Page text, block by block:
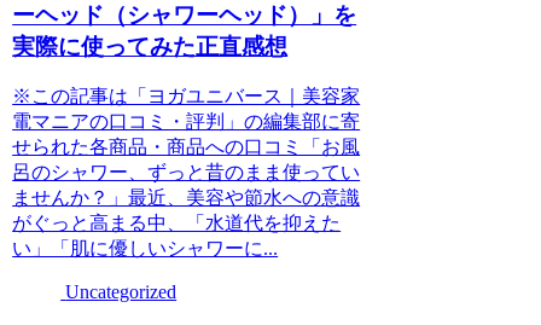
ーヘッド（シャワーヘッド）」を
実際に使ってみた正直感想
※この記事は「ヨガユニバース｜美容家
電マニアの口コミ・評判」の編集部に寄
せられた各商品・商品への口コミ「お風
呂のシャワー、ずっと昔のまま使ってい
ませんか？」最近、美容や節水への意識
がぐっと高まる中、「水道代を抑えた
い」「肌に優しいシャワーに...
Uncategorized